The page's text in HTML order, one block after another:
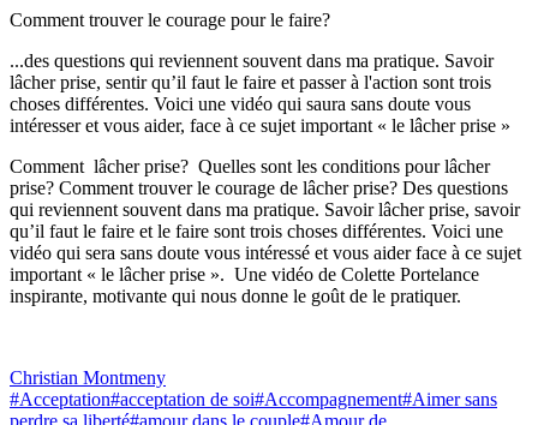
Comment trouver le courage pour le faire?
...des questions qui reviennent souvent dans ma pratique. Savoir
lâcher prise, sentir qu’il faut le faire et passer à l'action sont trois
choses différentes. Voici une vidéo qui saura sans doute vous
intéresser et vous aider, face à ce sujet important « le lâcher prise »
Comment lâcher prise? Quelles sont les conditions pour lâcher
prise? Comment trouver le courage de lâcher prise? Des questions
qui reviennent souvent dans ma pratique. Savoir lâcher prise, savoir
qu’il faut le faire et le faire sont trois choses différentes. Voici une
vidéo qui sera sans doute vous intéressé et vous aider face à ce sujet
important « le lâcher prise ». Une vidéo de Colette Portelance
inspirante, motivante qui nous donne le goût de le pratiquer.
Christian Montmeny
#Acceptation#acceptation de soi#Accompagnement#Aimer sans
perdre sa liberté#amour dans le couple#Amour de